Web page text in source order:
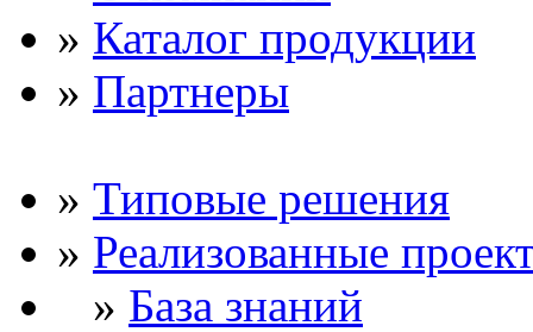
» Каталог продукции
» Партнеры
» Типовые решения
» Реализованные
» База знаний